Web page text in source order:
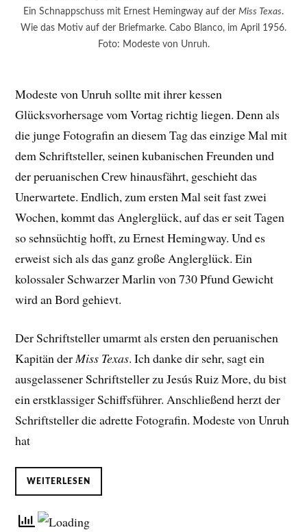
Ein Schnappschuss mit Ernest Hemingway auf der Miss Texas.
Wie das Motiv auf der Briefmarke. Cabo Blanco, im April 1956.
Foto: Modeste von Unruh.
Modeste von Unruh sollte mit ihrer kessen
Glücksvorhersage vom Vortag richtig liegen. Denn als
die junge Fotografin an diesem Tag das einzige Mal mit
dem Schriftsteller, seinen kubanischen Freunden und
der peruanischen Crew hinausfährt, geschieht das
Unerwartete. Endlich, zum ersten Mal seit fast zwei
Wochen, kommt das Anglerglück, auf das er seit Tagen
so sehnsüchtig hofft, zu Ernest Hemingway. Und es
erweist sich als das ganz große Anglerglück. Ein
kolossaler Schwarzer Marlin von 730 Pfund Gewicht
wird an Bord gehievt.
Der Schriftsteller umarmt als ersten den peruanischen
Kapitän derMiss Texas. Ich danke dir sehr, sagt ein
ausgelassener Schriftsteller zu Jesús Ruiz More, du bist
ein erstklassiger Schiffsführer. Anschließend herzt der
Schriftsteller die adrette Fotografin. Modeste von Unruh
hat
WEITERLESEN